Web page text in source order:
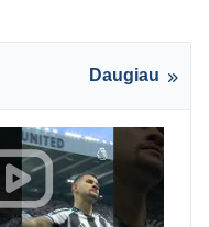
Daugiau